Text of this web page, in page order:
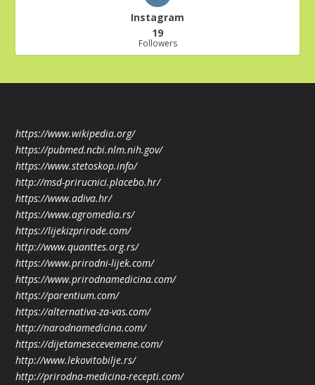
Instagram
19
Followers
https://www.wikipedia.org/
https://pubmed.ncbi.nlm.nih.gov/
https://www.stetoskop.info/
http://msd-prirucnici.placebo.hr/
https://www.adiva.hr/
https://www.agromedia.rs/
https://lijekizprirode.com/
http://www.quanttes.org.rs/
https://www.prirodni-lijek.com/
https://www.prirodnamedicina.com/
https://parentium.com/
https://alternativa-za-vas.com/
http://narodnamedicina.com/
https://dijetamesecevemene.com/
http://www.lekovitobilje.rs/
http://prirodna-medicina-recepti.com/